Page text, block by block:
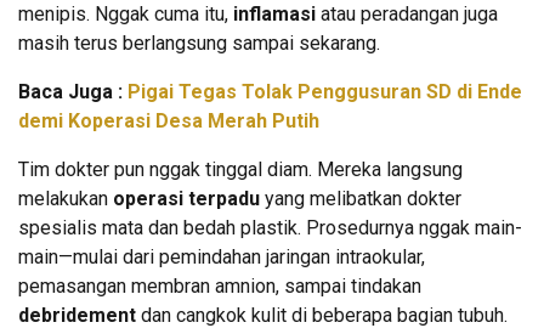
menipis. Nggak cuma itu, inflamasi atau peradangan juga
masih terus berlangsung sampai sekarang.
Baca Juga : Pigai Tegas Tolak Penggusuran SD di Ende
demi Koperasi Desa Merah Putih
Tim dokter pun nggak tinggal diam. Mereka langsung
melakukan operasi terpadu yang melibatkan dokter
spesialis mata dan bedah plastik. Prosedurnya nggak main-
main—mulai dari pemindahan jaringan intraokular,
pemasangan membran amnion, sampai tindakan
debridement dan cangkok kulit di beberapa bagian tubuh.